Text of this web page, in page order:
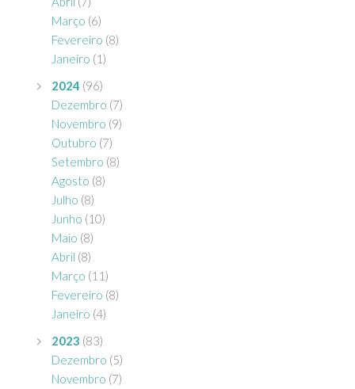
Março (6)
Fevereiro (8)
Janeiro (1)
2024 (96)
Dezembro (7)
Novembro (9)
Outubro (7)
Setembro (8)
Agosto (8)
Julho (8)
Junho (10)
Maio (8)
Abril (8)
Março (11)
Fevereiro (8)
Janeiro (4)
2023 (83)
Dezembro (5)
Novembro (7)